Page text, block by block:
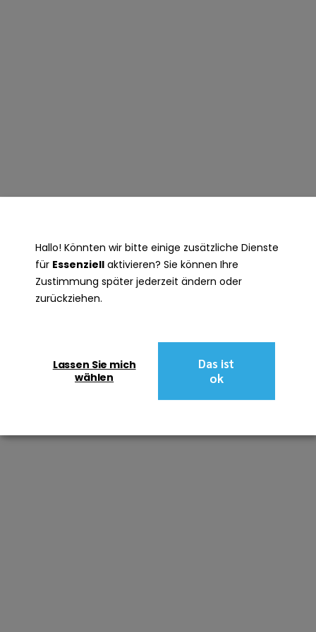
Hallo! Könnten wir bitte einige zusätzliche Dienste
für Essenziell aktivieren? Sie können Ihre
Zustimmung später jederzeit ändern oder
zurückziehen.
Lassen Sie mich
wählen
Das ist
ok